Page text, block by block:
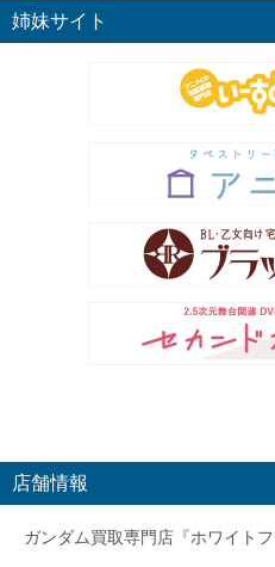
姉妹サイト
店舗情報
ガンダム買取専門店『ホワイトフ